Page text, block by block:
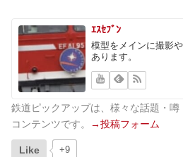
ｴｽｾﾌﾞﾝ
模型をメインに撮影
あります。
鉄道ピックアップは、様々な話題・
コンテンツです。
→投稿フォーム
Like +9